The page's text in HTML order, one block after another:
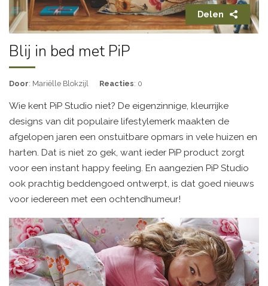
Delen
Blij in bed met PiP
Door: Mariëlle Blokzijl Reacties: 0
Wie kent PiP Studio niet? De eigenzinnige, kleurrijke
designs van dit populaire lifestylemerk maakten de
afgelopen jaren een onstuitbare opmars in vele huizen en
harten. Dat is niet zo gek, want ieder PiP product zorgt
voor een instant happy feeling. En aangezien PiP Studio
ook prachtig beddengoed ontwerpt, is dat goed nieuws
voor iedereen met een ochtendhumeur!